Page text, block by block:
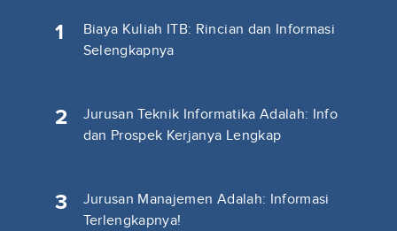
1
Biaya Kuliah ITB: Rincian dan Informasi
Selengkapnya
2
Jurusan Teknik Informatika Adalah: Info
dan Prospek Kerjanya Lengkap
3
Jurusan Manajemen Adalah: Informasi
Terlengkapnya!